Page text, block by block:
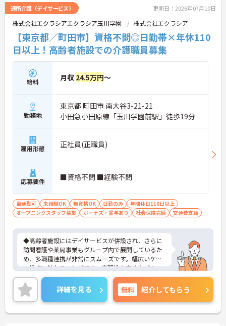
◆施設ごとの課題を話し合う「スタッフミーティン
グ」や、利用者様へのケアを考える「ケースカンフ
ァレンス」を実施しています。新人・ベテランに関
係なく意見交換を行い、みんなで解決策を考えるフ
ラットな関係性です。また、虐待防止研修などを通
じて「良いケア・悪いケア」の線引きを明確にし、
職員全員が安心して働ける、誇りを持てる職場環境
づくりに取り組んでいます。
通所介護（デイサービス） 更新日：2026年07月10日
株式会社エクラシアエクラシア玉川学園 株式会社エクラシア
【東京都／町田市】資格不問◎日勤帯×年休110
日以上！高齢者施設での介護職員募集
給料 月収 24.5万円～
勤務地
東京都 町田市 南大谷3-21-21
小田急小田原線「玉川学園前駅」徒歩19分
雇用形態 正社員(正職員)
応募要件 ■資格不問 ■経験不問
車通勤可 未経験OK 無資格OK 日勤のみ
年間休日110日以上
オープニングスタッフ募集
ボーナス・賞与あり 社会保険完備 交通費支給
◆高齢者施設にはデイサービスが併設され、さらに
訪問看護や薬局事業もグループ内で展開しているた
め、多職種連携が非常にスムーズです。幅広いケア
の視点に触れることができ、専門性を高めながらス
キルアップできる土壌があります。
◆「学びたい」という意欲を全力で応援する職場で
す。資格取得支援制度を利用すれば、介護職員初任
者研修や実務者研修などの費用を会社負担で取得可
能です。資格を取得するごとにしっかりと給与に反
詳細を見る 無料 紹介してもらう